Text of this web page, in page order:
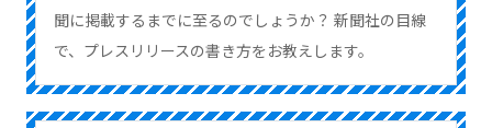
聞に掲載するまでに至るのでしょうか？ 新聞社の目線
で、プレスリリースの書き方をお教えします。